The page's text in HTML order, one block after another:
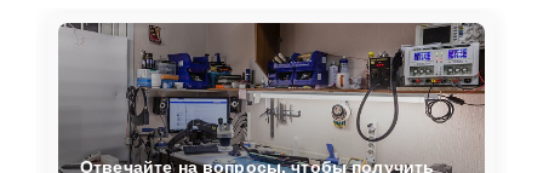
Отвечайте на вопросы, чтобы получить